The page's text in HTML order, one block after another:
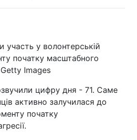
участь у волонтерській
початку масштабного
Images
цифру дня - 71. Саме
активно залучилася до
початку